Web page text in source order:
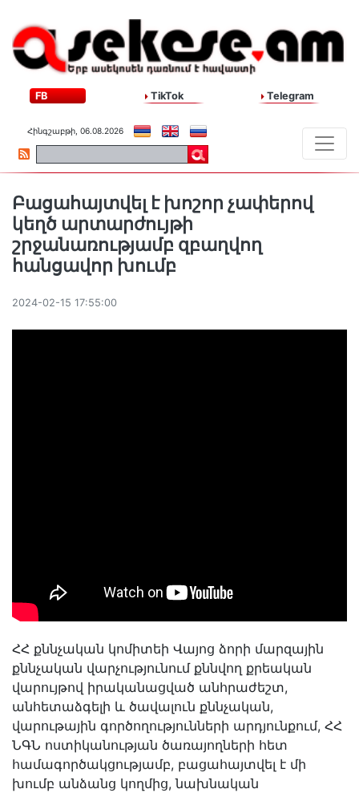
FB TikTok Telegram
Հինգշաբթի, 06.08.2026
Բացահայտվել է խոշոր չափերով
կեղծ արտարժույթի
շրջանառությամբ զբաղվող
հանցավոր խումբ
2024-02-15 17:55:00
ՀՀ քննչական կոմիտեի Վայոց ձորի մարզային
քննչական վարչությունում քննվող քրեական
վարույթով իրականացված անհրաժեշտ,
անհետաձգելի և ծավալուն քննչական,
վարութային գործողությունների արդյունքում, ՀՀ
ՆԳՆ ոստիկանության ծառայողների հետ
համագործակցությամբ, բացահայտվել է մի
խումբ անձանց կողմից, նախնական